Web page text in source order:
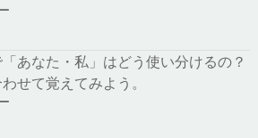
あなた・私」はどう使い分けるの？
せて覚えてみよう。